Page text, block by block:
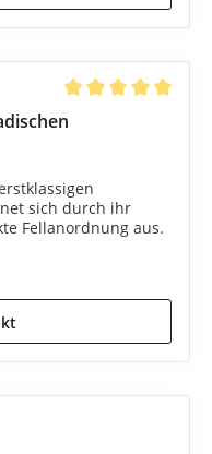
sich durch ihr
Fellanordnung aus.